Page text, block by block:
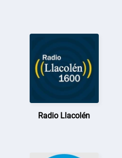
Radio Llacolén